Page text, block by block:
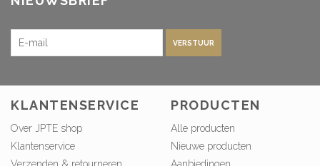
VERSTUUR
KLANTENSERVICE
Over JPTE shop
Klantenservice
Verzenden & retourneren
PRODUCTEN
Alle producten
Nieuwe producten
Aanbiedingen